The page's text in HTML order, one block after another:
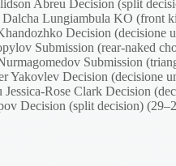
Abreu Decision (split
Lungiambula KO (front
Decision (decisione
Submission (rear-naked
Submission
Yakovlev Decision (decisione
Rose Clark Decision
Decision (split decision)